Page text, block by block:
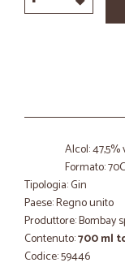
Alcol: 47,5%
Formato:
Tipologia: Gin
Paese: Regno unito
Produttore: Bombay
Contenuto:700 ml
Codice: 59446